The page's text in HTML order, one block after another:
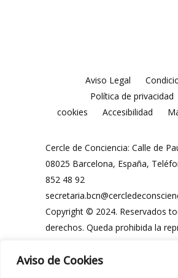
Aviso de Cookies
Aviso Legal
Política de privacidad
cookies
Accesibilidad
Cercle de Conciencia: Calle de
08025 Barcelona, España,
852 48 92
Copyright © 2024. Reservados
derechos. Queda prohibida la
utilización, total o parcial, de los